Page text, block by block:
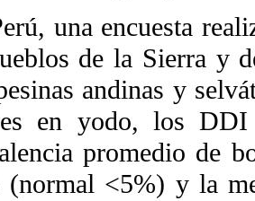
una encuesta
de la Sierra y
andinas y
en yodo, los DDI
promedio de
(normal <5%) y la